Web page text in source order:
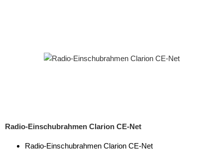
Radio-Einschubrahmen Clarion CE-Net
Radio-Einschubrahmen Clarion CE-Net